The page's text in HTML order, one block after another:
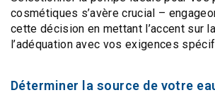
cosmétiques s’avère crucial –
cette décision en mettant l’accent sur
l’adéquation avec vos exigences
Déterminer la source de votre